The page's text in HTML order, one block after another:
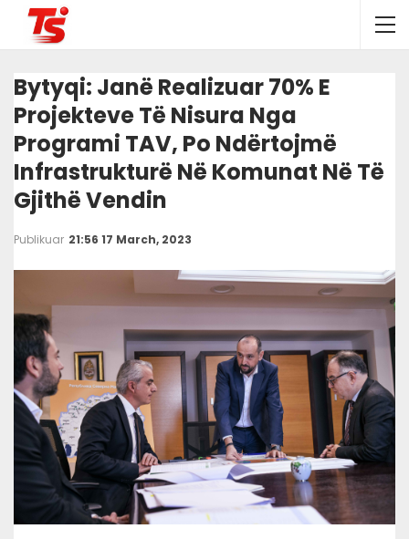
Bytyqi: Janë Realizuar 70% E
Projekteve Të Nisura Nga
Programi TAV, Po Ndërtojmë
Infrastrukturë Në Komunat Në Të
Gjithë Vendin
Publikuar 21:56 17 March, 2023